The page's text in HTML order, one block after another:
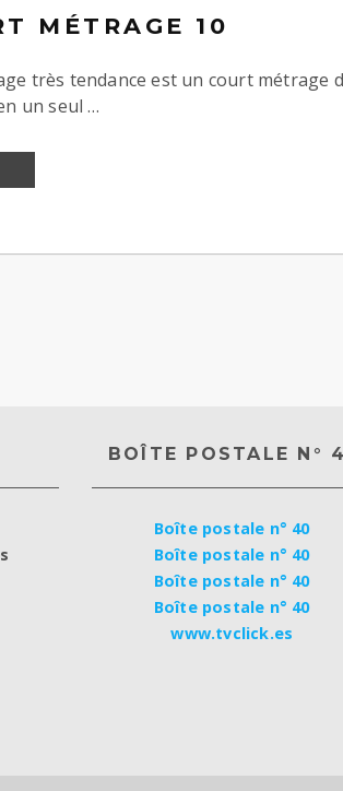
MÉTRAGE 10
très tendance est un court métrage
un seul …
BOÎTE POSTALE N°
Boîte postale n° 40
Boîte postale n° 40
Boîte postale n° 40
Boîte postale n° 40
www.tvclick.es